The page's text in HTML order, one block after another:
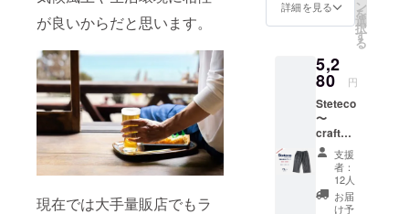
が良いからだと思います。
現在では大手量販店でもラ
IRE特価
¥5,280(
料込)←
一般販
売予定
価格
¥6,600
のとこ
ろ ※ア
イテム
詳細は
プロ
ジェク
詳細を見る ン
を
選
択
す
る
5,2
80 円
Steteco
〜
craftsm
an
style〜
【職人
仕様の
ステテ
支援
者：
12人
お届
け予